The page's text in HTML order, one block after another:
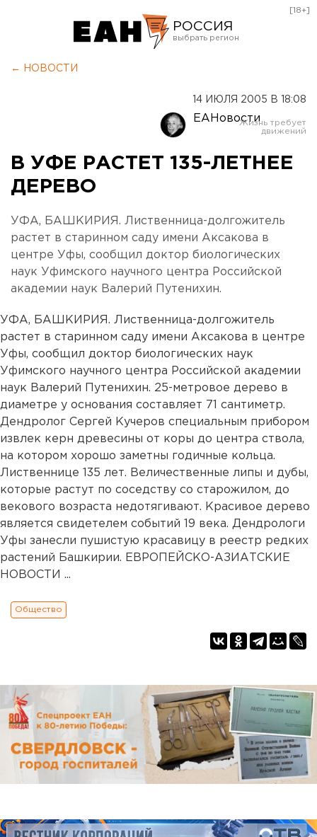
РОССИЯ
Оренбург
[18+]
← НОВОСТИ
14 ИЮЛЯ 2005 В 18:08
ЕАНовости
В УФЕ РАСТЕТ 135-ЛЕТНЕЕ
ДЕРЕВО
УФА, БАШКИРИЯ. Лиственница-долгожитель
растет в старинном саду имени Аксакова в
центре Уфы, сообщил доктор биологических
наук Уфимского научного центра Российской
академии наук Валерий Путенихин.
УФА, БАШКИРИЯ. Лиственница-долгожитель
растет в старинном саду имени Аксакова в центре
Уфы, сообщил доктор биологических наук
Уфимского научного центра Российской академии
наук Валерий Путенихин. 25-метровое дерево в
диаметре у основания составляет 71 сантиметр.
Дендролог Сергей Кучеров специальным прибором
извлек керн древесины от коры до центра ствола,
на котором хорошо заметны годичные кольца.
Лиственнице 135 лет. Величественные липы и дубы,
которые растут по соседству со старожилом, до
векового возраста недотягивают. Красивое дерево
является свидетелем событий 19 века. Дендрологи
Уфы занесли пушистую красавицу в реестр редких
растений Башкирии. ЕВРОПЕЙСКО-АЗИАТСКИЕ
НОВОСТИ ...
Общество